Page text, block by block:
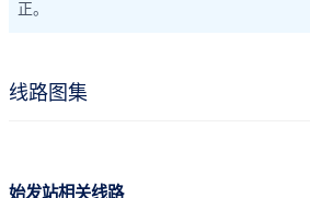
正。
线路图集
始发站相关线路